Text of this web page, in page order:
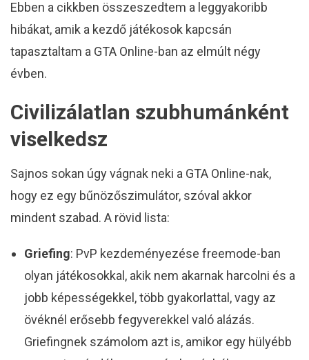
Ebben a cikkben összeszedtem a leggyakoribb
hibákat, amik a kezdő játékosok kapcsán
tapasztaltam a GTA Online-ban az elmúlt négy
évben.
Civilizálatlan szubhumánként
viselkedsz
Sajnos sokan úgy vágnak neki a GTA Online-nak,
hogy ez egy bűnözőszimulátor, szóval akkor
mindent szabad. A rövid lista:
Griefing: PvP kezdeményezése freemode-ban
olyan játékosokkal, akik nem akarnak harcolni és a
jobb képességekkel, több gyakorlattal, vagy az
övéknél erősebb fegyverekkel való alázás.
Griefingnek számolom azt is, amikor egy hülyébb